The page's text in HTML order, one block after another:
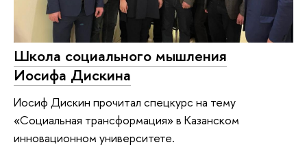
Школа социального мышления
Иосифа Дискина
Иосиф Дискин прочитал спецкурс на тему
«Социальная трансформация» в Казанском
инновационном университете.